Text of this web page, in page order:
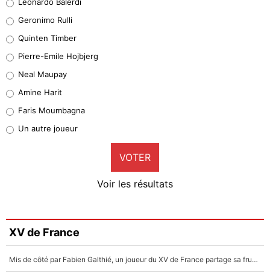
32%
5%
1%
9%
Faris Moumbagna
4%
Un autre joueur
Geronimo Rulli
Quinten Timber
Pierre-Emile Hojbjerg
Neal Maupay
Amine Harit
Faris Moumbagna
Un autre joueur
VOTER
Voir les résultats
XV de France
Mis de côté par Fabien Galthié, un joueur du XV de France partage sa frustration : «ils ne me l’ont pas dit tout de suite»